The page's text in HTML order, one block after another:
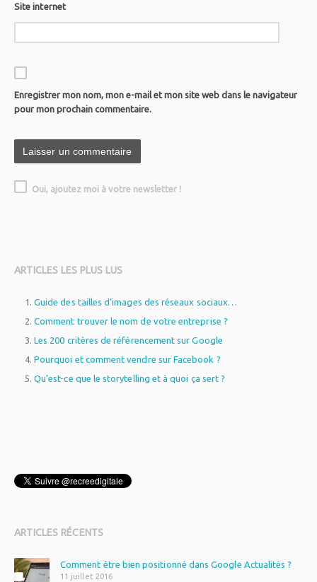
Site internet
Enregistrer mon nom, mon e-mail et mon site web dans le navigateur
pour mon prochain commentaire.
Oui, ajoutez moi à votre newsletter !
ARTICLES LES PLUS LUS
Guide des tailles d’images des réseaux sociaux…
Comment trouver le nom de votre entreprise ?
Les 200 critères de référencement sur Google
Pourquoi et comment vendre sur Facebook ?
Qu’est-ce que le storytelling et à quoi ça sert ?
ARTICLES RÉCENTS
Comment être bien positionné dans Google Actualités ?
11 juillet 2016